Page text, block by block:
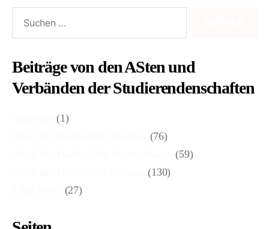
nach:
Beiträge von den ASten und
Verbänden der Studierendenschaften
(1)
(76)
(59)
(130)
(27)